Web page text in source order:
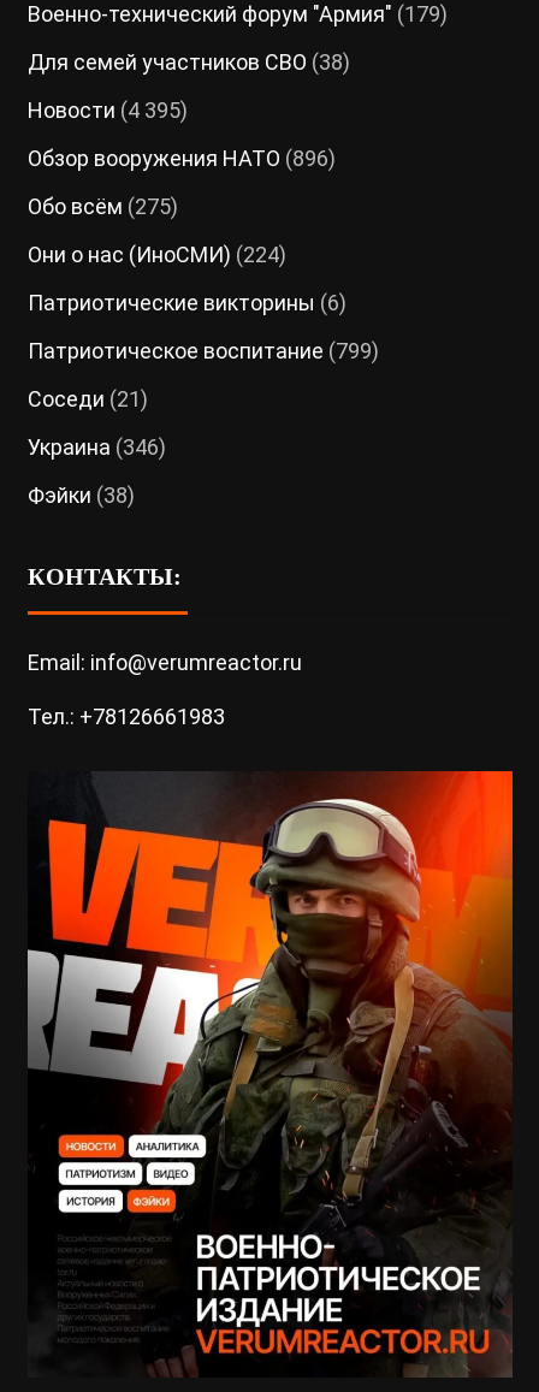
Военно-технический форум "Армия" (179)
Для семей участников СВО (38)
Новости (4 395)
Обзор вооружения НАТО (896)
Обо всём (275)
Они о нас (ИноСМИ) (224)
Патриотические викторины (6)
Патриотическое воспитание (799)
Соседи (21)
Украина (346)
Фэйки (38)
КОНТАКТЫ:
Email: info@verumreactor.ru
Тел.: +78126661983